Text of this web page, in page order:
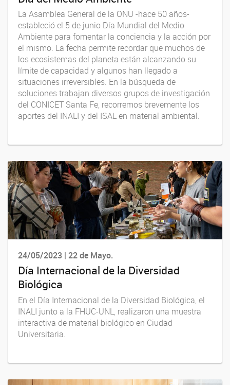
La Asamblea General de la ONU -hace 50 años-
estableció el 5 de junio Día Mundial del Medio
Ambiente para fomentar la conciencia y la acción por
el mismo. La fecha permite recordar que muchos de
los ecosistemas del planeta están alcanzando su
límite de capacidad y algunos han llegado a
situaciones irreversibles. En la búsqueda de
soluciones trabajan diversos grupos de investigación
del CONICET Santa Fe, recorremos brevemente los
aportes del INALI y del ISAL en material ambiental.
24/05/2023 | 22 de Mayo.
Día Internacional de la Diversidad
Biológica
En el Día Internacional de la Diversidad Biológica, el
INALI junto a la FHUC-UNL, realizaron una muestra
interactiva de material biológico en Ciudad
Universitaria.